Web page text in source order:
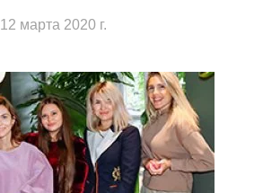
12 марта 2020 г.